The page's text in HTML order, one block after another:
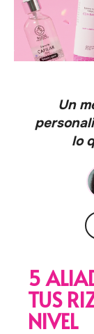
5
TUS
NIVEL
Un
lo